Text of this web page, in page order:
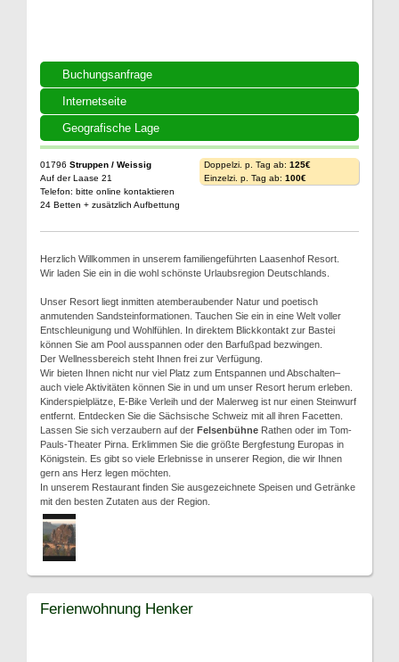
Buchungsanfrage
Internetseite
Geografische Lage
01796 Struppen / Weissig
Auf der Laase 21
Telefon: bitte online kontaktieren
24 Betten + zusätzlich Aufbettung
Doppelzi. p. Tag ab: 125€
Einzelzi. p. Tag ab: 100€
Herzlich Willkommen in unserem familiengeführten Laasenhof Resort.
Wir laden Sie ein in die wohl schönste Urlaubsregion Deutschlands.
Unser Resort liegt inmitten atemberaubender Natur und poetisch
anmutenden Sandsteinformationen. Tauchen Sie ein in eine Welt voller
Entschleunigung und Wohlfühlen. In direktem Blickkontakt zur Bastei
können Sie am Pool ausspannen oder den Barfußpad bezwingen.
Der Wellnessbereich steht Ihnen frei zur Verfügung.
Wir bieten Ihnen nicht nur viel Platz zum Entspannen und Abschalten–
auch viele Aktivitäten können Sie in und um unser Resort herum erleben.
Kinderspielplätze, E-Bike Verleih und der Malerweg ist nur einen Steinwurf
entfernt. Entdecken Sie die Sächsische Schweiz mit all ihren Facetten.
Lassen Sie sich verzaubern auf der Felsenbühne Rathen oder im Tom-
Pauls-Theater Pirna. Erklimmen Sie die größte Bergfestung Europas in
Königstein. Es gibt so viele Erlebnisse in unserer Region, die wir Ihnen
gern ans Herz legen möchten.
In unserem Restaurant finden Sie ausgezeichnete Speisen und Getränke
mit den besten Zutaten aus der Region.
Ferienwohnung Henker